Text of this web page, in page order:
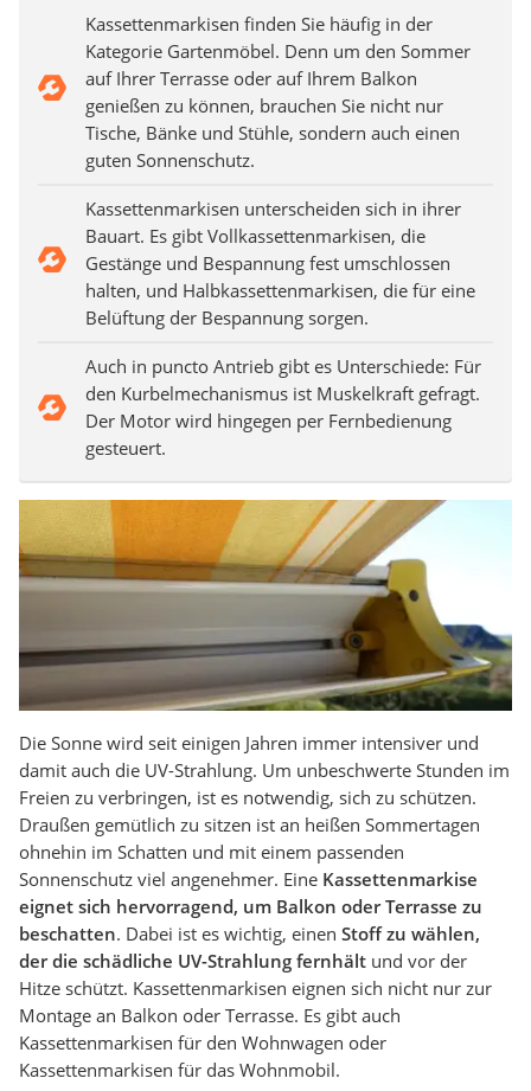
Kassettenmarkisen finden Sie häufig in der
Kategorie Gartenmöbel. Denn um den Sommer
auf Ihrer Terrasse oder auf Ihrem Balkon
genießen zu können, brauchen Sie nicht nur
Tische, Bänke und Stühle, sondern auch einen
guten Sonnenschutz.
Kassettenmarkisen unterscheiden sich in ihrer
Bauart. Es gibt Vollkassettenmarkisen, die
Gestänge und Bespannung fest umschlossen
halten, und Halbkassettenmarkisen, die für eine
Belüftung der Bespannung sorgen.
Auch in puncto Antrieb gibt es Unterschiede: Für
den Kurbelmechanismus ist Muskelkraft gefragt.
Der Motor wird hingegen per Fernbedienung
gesteuert.
Die Sonne wird seit einigen Jahren immer intensiver und
damit auch die UV-Strahlung. Um unbeschwerte Stunden im
Freien zu verbringen, ist es notwendig, sich zu schützen.
Draußen gemütlich zu sitzen ist an heißen Sommertagen
ohnehin im Schatten und mit einem passenden
Sonnenschutz viel angenehmer. Eine Kassettenmarkise
eignet sich hervorragend, um Balkon oder Terrasse zu
beschatten. Dabei ist es wichtig, einen Stoff zu wählen,
der die schädliche UV-Strahlung fernhält und vor der
Hitze schützt. Kassettenmarkisen eignen sich nicht nur zur
Montage an Balkon oder Terrasse. Es gibt auch
Kassettenmarkisen für den Wohnwagen oder
Kassettenmarkisen für das Wohnmobil.